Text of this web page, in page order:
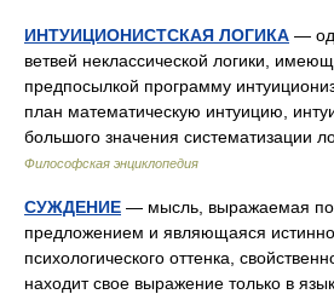
ИНТУИЦИОНИСТСКАЯ ЛОГИКА —
ветвей неклассической логики,
предпосылкой программу
план математическую интуицию,
большого значения систематизации
Философская энциклопедия
СУЖДЕНИЕ — мысль, выражаемая
предложением и являющаяся
психологического оттенка,
находит свое выражение только в